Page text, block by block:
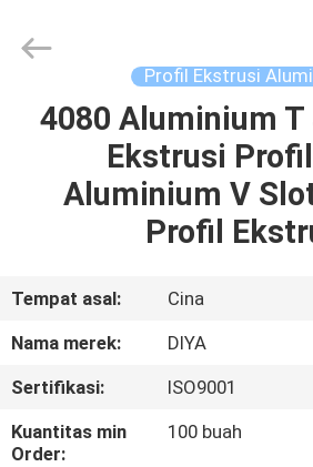
RUMAH
PRODUK
KAMI
PABRIK
Reserved.
Profil Ekstrusi
4080 Aluminium
Ekstrusi
Aluminium V
Profil
Tempat asal:
Cina
Nama merek:
DIYA
Sertifikasi:
ISO9001
Kuantitas min
Order:
100 buah